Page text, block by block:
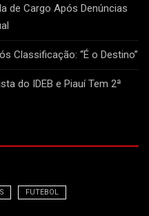
de Cargo Após Denúncias
Classificação: “É o Destino”
do IDEB e Piauí Tem 2ª
FUTEBOL